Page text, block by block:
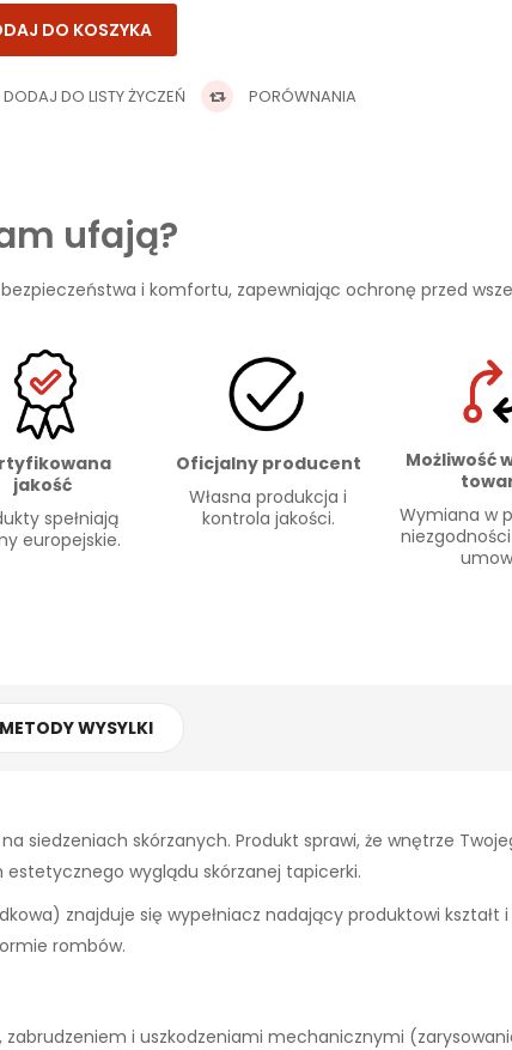
DODAJ DO LISTY ŻYCZEŃ PORÓWNANIA
ufają?
i komfortu, zapewniając ochronę przed
jakość
spełniają
europejskie.
Oficjalny producent
Własna produkcja i
kontrola jakości.
Możliwość
Wymiana w
METODY WYSYLKI
siedzeniach skórzanych. Produkt sprawi, że wnętrze
wyglądu skórzanej tapicerki.
znajduje się wypełniacz nadający produktowi kształt
rombów.
i uszkodzeniami mechanicznymi